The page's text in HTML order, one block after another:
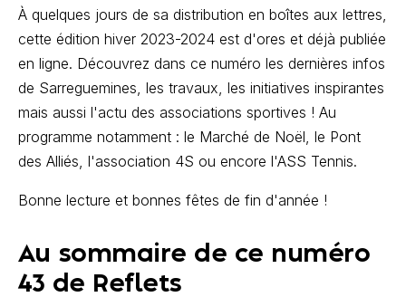
À quelques jours de sa distribution en boîtes aux lettres,
cette édition hiver 2023-2024 est d'ores et déjà publiée
en ligne. Découvrez dans ce numéro les dernières infos
de Sarreguemines, les travaux, les initiatives inspirantes
mais aussi l'actu des associations sportives ! Au
programme notamment : le Marché de Noël, le Pont
des Alliés, l'association 4S ou encore l'ASS Tennis.
Bonne lecture et bonnes fêtes de fin d'année !
Au sommaire de ce numéro
43 de Reflets